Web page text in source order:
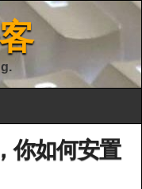
你如何安置